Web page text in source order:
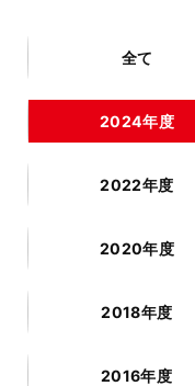
全て
2024年度
2022年度
2020年度
2018年度
2016年度